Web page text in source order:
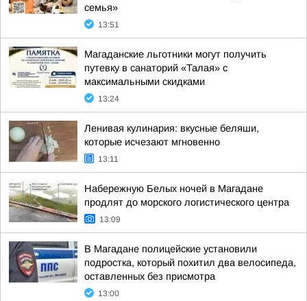
семья»
13:51
Магаданские льготники могут получить
путевку в санаторий «Талая» с
максимальными скидками
13:24
Ленивая кулинария: вкусные беляши,
которые исчезают мгновенно
13:11
Набережную Белых ночей в Магадане
продлят до морского логистического центра
13:09
В Магадане полицейские установили
подростка, который похитил два велосипеда,
оставленных без присмотра
13:00